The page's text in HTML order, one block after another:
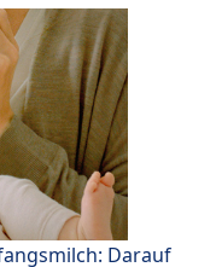
Darauf